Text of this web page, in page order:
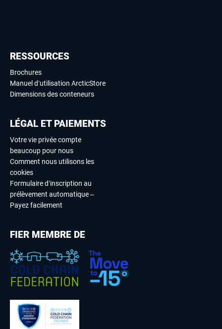
RESSOURCES
Brochures
Manuel d’utilisation ArcticStore
Dimensions des conteneurs
LÉGAL ET PAIEMENTS
Votre vie privée compte
beaucoup pour nous
Comment nous utilisons les
cookies
Formulaire d’inscription au
prélèvement automatique –
Payez facilement
FIER MEMBRE DE